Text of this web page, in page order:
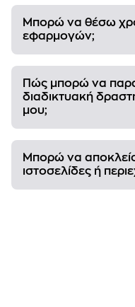
Μπορώ να θέσω
εφαρμογών;
Πώς μπορώ να
διαδικτυακή
μου;
Μπορώ να
ιστοσελίδες ή